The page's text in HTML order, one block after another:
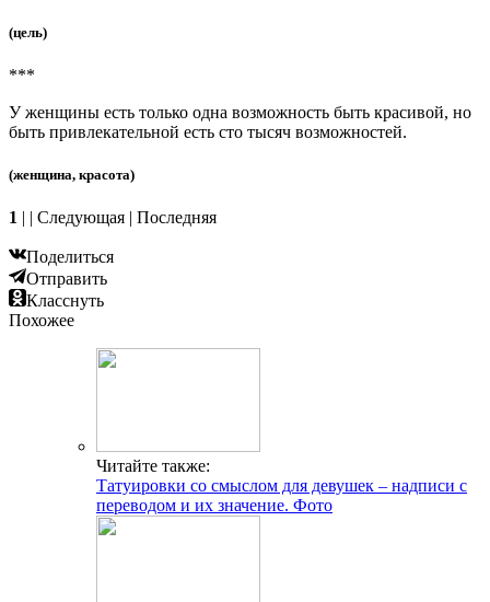
(цель)
***
У женщины есть только одна возможность быть красивой, но
быть привлекательной есть сто тысяч возможностей.
(женщина, красота)
1 | | Следующая | Последняя
Поделиться
Отправить
Класснуть
Похожее
Читайте также:
Татуировки со смыслом для девушек – надписи с
переводом и их значение. Фото